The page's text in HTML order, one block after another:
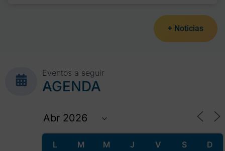
+ Noticias
Eventos a seguir
AGENDA
L M M J V S D